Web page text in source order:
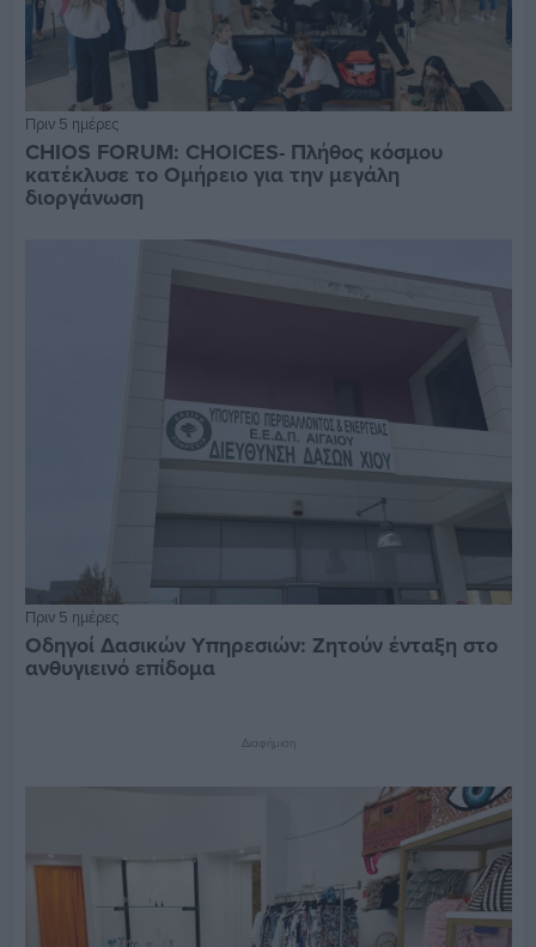
Πριν 5 ημέρες
CHIOS FORUM: CHOICES- Πλήθος κόσμου
κατέκλυσε το Ομήρειο για την μεγάλη
διοργάνωση
Πριν 5 ημέρες
Οδηγοί Δασικών Υπηρεσιών: Ζητούν ένταξη στο
ανθυγιεινό επίδομα
Διαφήμιση